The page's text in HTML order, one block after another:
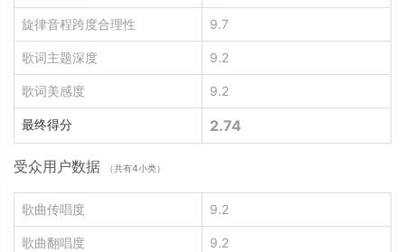
旋律音程跨度合理性 9.7
歌词主题深度 9.2
歌词美感度 9.2
最终得分 2.74
受众用户数据 （共有4小类）
歌曲传唱度 9.2
歌曲翻唱度 9.2